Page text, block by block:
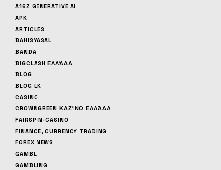
A16Z GENERATIVE AI
APK
ARTICLES
BAHISYASAL
BANDA
BIGCLASH ΕΛΛΆΔΑ
BLOG
BLOG LK
CASINO
CROWNGREEN ΚΑΖΊΝΟ ΕΛΛΆΔΑ
FAIRSPIN-CASINO
FINANCE, CURRENCY TRADING
FOREX NEWS
GAMBL
GAMBLING